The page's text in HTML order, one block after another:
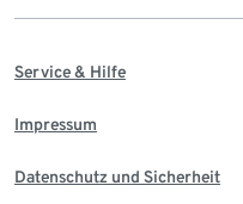
Service & Hilfe
Impressum
Datenschutz und Sicherheit